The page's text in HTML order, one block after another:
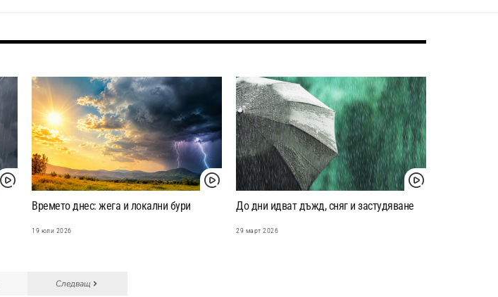
Времето днес: жега и локални бури
19 юли 2026
До дни идват дъжд, сняг и застудяване
29 март 2026
Следващ